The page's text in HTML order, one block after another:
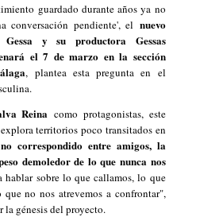
guardado durante años ya no
conversación pendiente', el nuevo
Gessa y su productora Gessas
el 7 de marzo en la sección
, plantea esta pregunta en el
Reina como protagonistas, este
territorios poco transitados en
correspondido entre amigos, la
demoledor de lo que nunca nos
hablar sobre lo que callamos, lo que
no nos atrevemos a confrontar",
la génesis del proyecto.